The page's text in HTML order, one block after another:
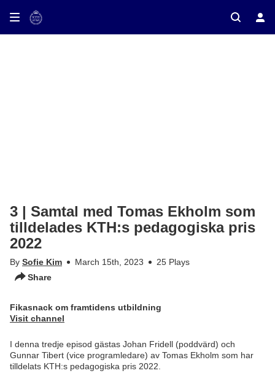
on TV
3 | Samtal med Tomas Ekholm som
tilldelades KTH:s pedagogiska pris
2022
By Sofie Kim March 15th, 2023
25 Plays
Share
Fikasnack om framtidens utbildning
Visit channel
I denna tredje episod gästas Johan Fridell (poddvärd) och
Gunnar Tibert (vice programledare) av Tomas Ekholm som har
tilldelats KTH:s pedagogiska pris 2022.